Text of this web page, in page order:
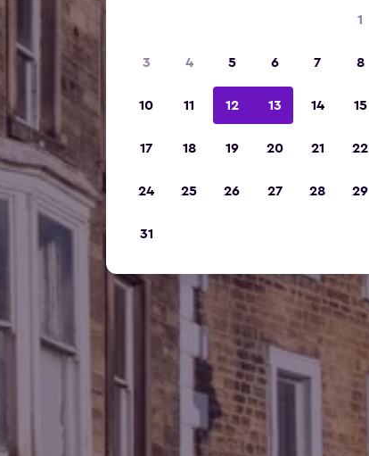
1
3 4 5 6 7 8
10 11 12 13 14 15
17 18 19 20 21 22
24 25 26 27 28 29
31